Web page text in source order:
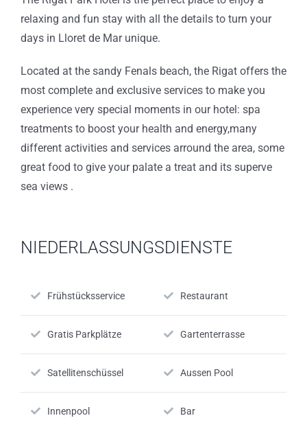
relaxing and fun stay with all the details to turn your
days in Lloret de Mar unique.
Located at the sandy Fenals beach, the Rigat offers the
most complete and exclusive services to make you
experience very special moments in our hotel: spa
treatments to boost your health and energy,many
different activities and services arround the area, some
great food to give your palate a treat and its superve
sea views .
NIEDERLASSUNGSDIENSTE
Frühstücksservice Restaurant
Gratis Parkplätze Gartenterrasse
Satellitenschüssel Aussen Pool
Innenpool Bar